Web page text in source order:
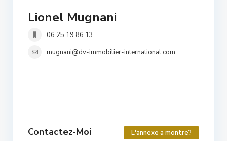
Lionel Mugnani
06 25 19 86 13
mugnani@dv-immobilier-international.com
Contactez-Moi L'annexe a montre?